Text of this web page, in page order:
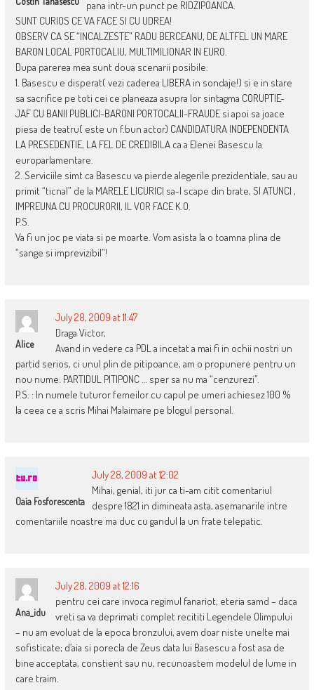
pana intr-un punct pe RIDZIPOANCA.
SUNT CURIOS CE VA FACE SI CU UDREA!
OBSERV CA SE “INCALZESTE” RADU BERCEANU, DE ALTFEL UN MARE
BARON LOCAL PORTOCALIU, MULTIMILIONAR IN EURO.
Dupa parerea mea sunt doua scenarii posibile:
1. Basescu e disperat( vezi caderea LIBERA in sondaje!) si e in stare
sa sacrifice pe toti cei ce planeaza asupra lor sintagma CORUPTIE-
JAF CU BANII PUBLICI-BARONI PORTOCALII-FRAUDE si apoi sa joace
piesa de teatru( este un f.bun actor) CANDIDATURA INDEPENDENTA
LA PRESEDENTIE, LA FEL DE CREDIBILA ca a Elenei Basescu la
europarlamentare.
2. Serviciile simt ca Basescu va pierde alegerile prezidentiale, sau au
primit “ticnal” de la MARELE LICURICI sa-l scape din brate, SI ATUNCI ,
IMPREUNA CU PROCURORII, IL VOR FACE K.O.
P.S.
Va fi un joc pe viata si pe moarte. Vom asista la o toamna plina de
“sange si imprevizibil”!
Alice
July 28, 2009 at 11:47
Draga Victor,
Avand in vedere ca PDL a incetat a mai fi in ochii nostri un
partid serios, ci unul plin de pitipoance, am o propunere pentru un
nou nume: PARTIDUL PITIPONC … sper sa nu ma “cenzurezi”.
P.S. : In numele tuturor femeilor cu capul pe umeri achiesez 100 %
la ceea ce a scris Mihai Malaimare pe blogul personal.
Oaia Fosforescenta
July 28, 2009 at 12:02
Mihai, genial, iti jur ca ti-am citit comentariul
despre 1821 in dimineata asta, asemanarile intre
comentariile noastre ma duc cu gandul la un frate telepatic.
Ana_idu
July 28, 2009 at 12:16
pentru cei care invoca regimul fanariot, eteria samd – daca
vreti sa va deprimati complet recititi Legendele Olimpului
– nu am evoluat de la epoca bronzului, avem doar niste unelte mai
sofisticate; d’aia si porecla de Zeus data lui Basescu a fost asa de
bine acceptata, constient sau nu, recunoastem modelul de lume in
care traim.